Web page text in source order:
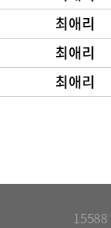
최애리
최애리
최애리
15588